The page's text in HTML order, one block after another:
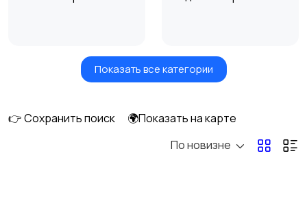
Видеонаблюдение Объективы
Аксессуары
Показать все категории
👉 Сохранить поиск
🌍Показать на карте
По новизне